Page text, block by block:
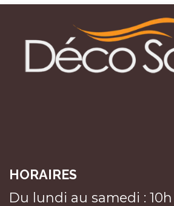
HORAIRES
Du lundi au samedi :